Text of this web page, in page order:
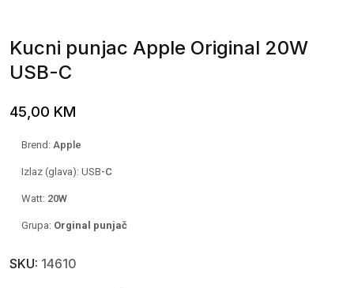
Kucni punjac Apple Original 20W
USB-C
45,00 KM
Brend: Apple
Izlaz (glava): USB-C
Watt: 20W
Grupa: Orginal punjač
SKU: 14610